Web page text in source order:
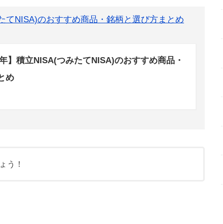
てNISA)のおすすめ商品・銘柄と選び方まとめ
年】積立NISA(つみたてNISA)のおすすめ商品・
め
う！